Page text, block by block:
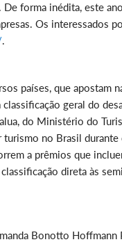
forma inédita, este
Os interessados
.
países, que apostam
geral do
do Ministério do
no Brasil
a prêmios que
direta às
Bonotto Hoffmann